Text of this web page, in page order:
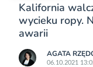
Kalifornia
wycieku ropy.
awarii
AGATA
06.10.2021